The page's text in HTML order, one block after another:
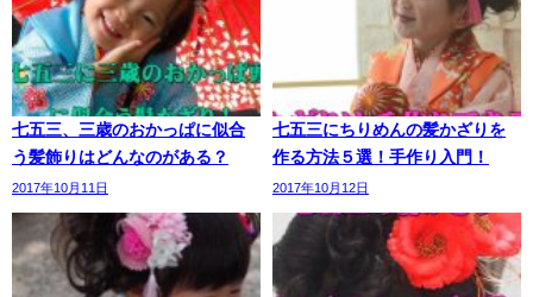
七五三、三歳のおかっぱに似合
う髪飾りはどんなのがある？
2017年10月11日
七五三にちりめんの髪かざりを
作る方法５選！手作り入門！
2017年10月12日